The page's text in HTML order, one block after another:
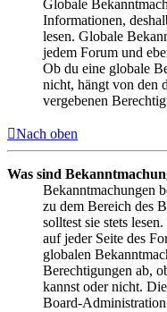
Globale
Informationen,
lesen. Globale
jedem Forum und
Ob du eine globale
nicht, hängt von den
vergebenen
Nach oben
Was sind
Bekanntmachungen
zu dem Bereich des
solltest sie stets
auf jeder Seite des
globalen
Berechtigungen ab,
kannst oder nicht.
Board-Administration